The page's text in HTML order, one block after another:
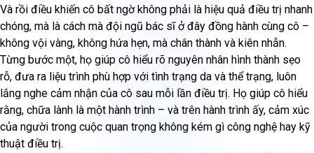
Và rồi điều khiến cô bất ngờ không phải là hiệu quả điều trị nhanh
chóng, mà là cách mà đội ngũ bác sĩ ở đây đồng hành cùng cô –
không vội vàng, không hứa hẹn, mà chân thành và kiên nhẫn.
Từng bước một, họ giúp cô hiểu rõ nguyên nhân hình thành sẹo
rỗ, đưa ra liệu trình phù hợp với tình trạng da và thể trạng, luôn
lắng nghe cảm nhận của cô sau mỗi lần điều trị. Họ giúp cô hiểu
rằng, chữa lành là một hành trình – và trên hành trình ấy, cảm xúc
của người trong cuộc quan trọng không kém gì công nghệ hay kỹ
thuật điều trị.